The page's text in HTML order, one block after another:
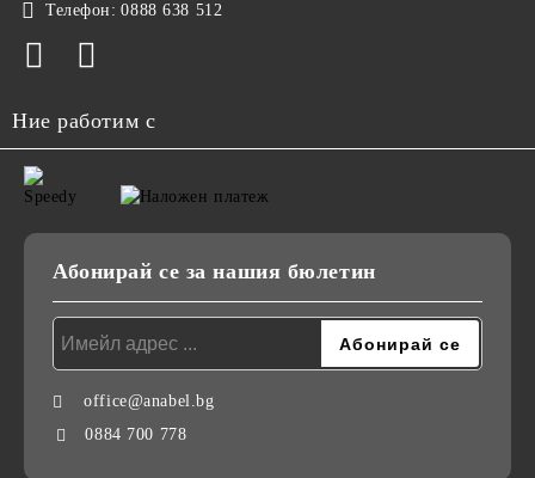
Телефон: 0888 638 512
Ние работим с
Абонирай се за нашия бюлетин
office@anabel.bg
0884 700 778